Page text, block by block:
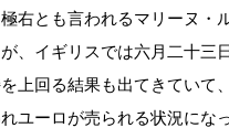
右とも言われるマリーヌ
、イギリスでは六月二十
上回る結果も出てきてい
ユーロが売られる状況に